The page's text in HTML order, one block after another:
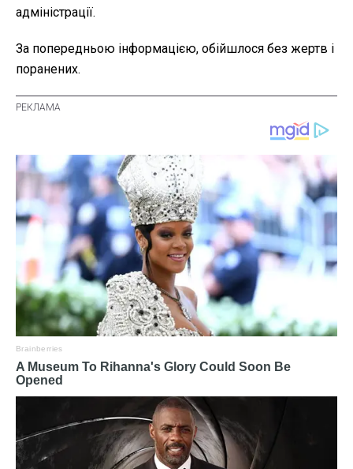
адміністрації.
За попередньою інформацією, обійшлося без жертв і
поранених.